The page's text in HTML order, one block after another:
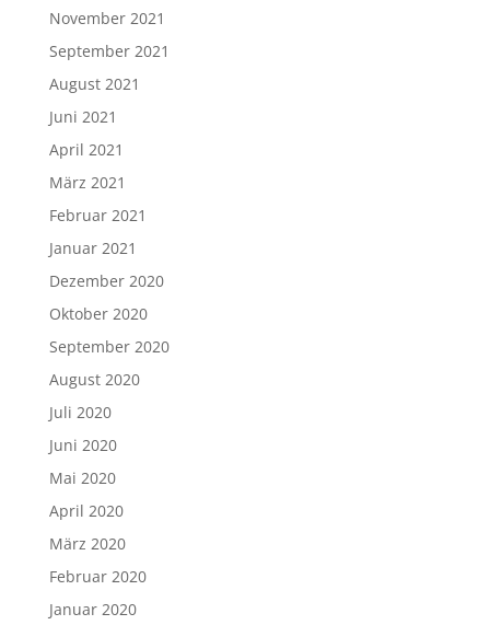
November 2021
September 2021
August 2021
Juni 2021
April 2021
März 2021
Februar 2021
Januar 2021
Dezember 2020
Oktober 2020
September 2020
August 2020
Juli 2020
Juni 2020
Mai 2020
April 2020
März 2020
Februar 2020
Januar 2020